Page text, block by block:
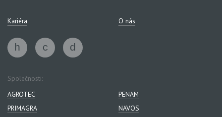
Kariéra O nás
Společnosti:
AGROTEC
PENAM
PRIMAGRA
NAVOS